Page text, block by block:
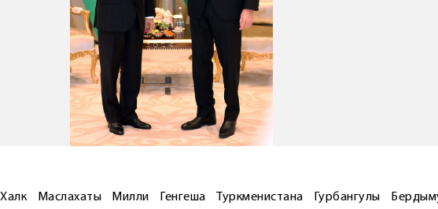
Маслахаты Милли Генгеша Туркменистана Гурбангулы